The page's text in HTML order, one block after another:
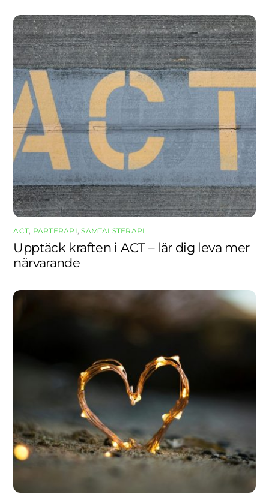
ACT, PARTERAPI,SAMTALSTERAPI
Upptäck kraften i ACT – lär dig leva mer
närvarande